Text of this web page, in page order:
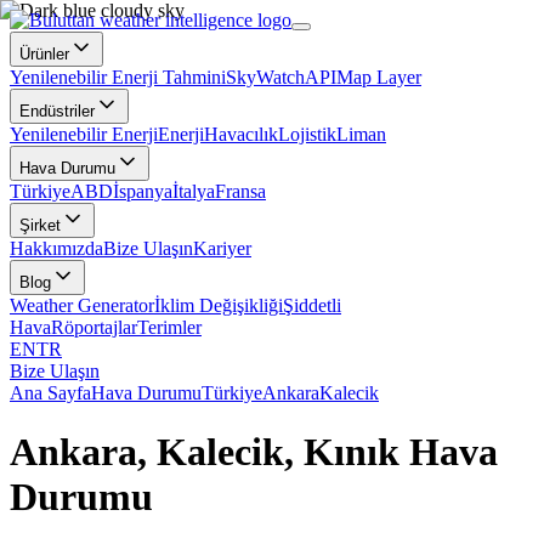
Ürünler
Yenilenebilir Enerji TahminiSkyWatchAPIMap Layer
Endüstriler
Yenilenebilir EnerjiEnerjiHavacılıkLojistikLiman
Hava Durumu
TürkiyeABDİspanyaİtalyaFransa
Şirket
HakkımızdaBize UlaşınKariyer
Blog
Weather Generatorİklim DeğişikliğiŞiddetli
HavaRöportajlarTerimler
ENTR
Bize Ulaşın
Ana SayfaHava DurumuTürkiyeAnkaraKalecik
Ankara, Kalecik, Kınık Hava
Durumu